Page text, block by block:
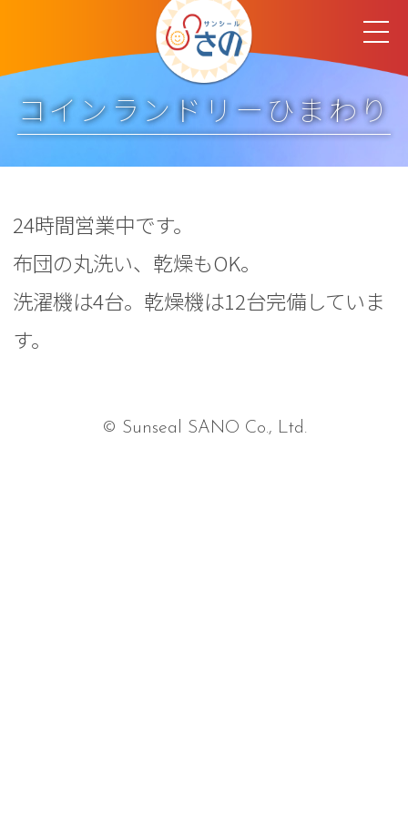
コインランドリーひまわり
24時間営業中です。
布団の丸洗い、乾燥もOK。
洗濯機は4台。乾燥機は12台完備していま
す。
© Sunseal SANO Co., Ltd.